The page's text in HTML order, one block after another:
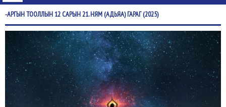
-АРГЫНТООЛЛЫН 12 САРЫН 21. НЯМ (АДЬЯА) ГАРАГ (2025)